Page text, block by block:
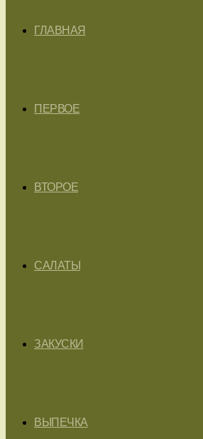
ГЛАВНАЯ
ПЕРВОЕ
ВТОРОЕ
САЛАТЫ
ЗАКУСКИ
ВЫПЕЧКА